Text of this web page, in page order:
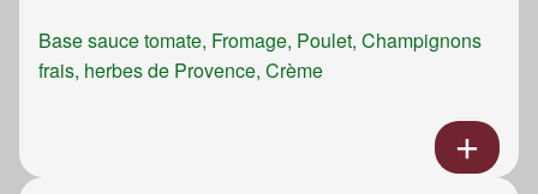
Base sauce tomate, Fromage, Poulet, Champignons
frais, herbes de Provence, Crème